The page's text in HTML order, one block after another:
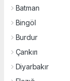
Batman
Bingöl
Burdur
Çankırı
Diyarbakır